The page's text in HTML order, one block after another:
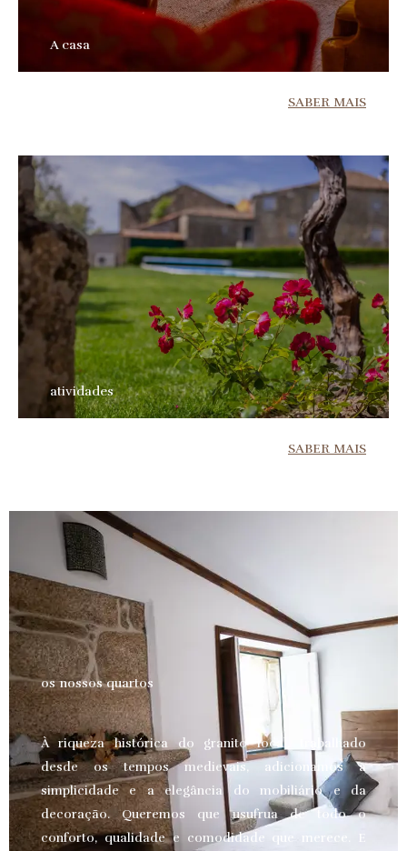
A casa
SABER MAIS
atividades
SABER MAIS
os nossos quartos
À riqueza histórica do granito local, trabalhado
desde os tempos medievais, adicionamos a
simplicidade e a elegância do mobiliário e da
decoração. Queremos que usufrua de todo o
conforto, qualidade e comodidade que merece.
E